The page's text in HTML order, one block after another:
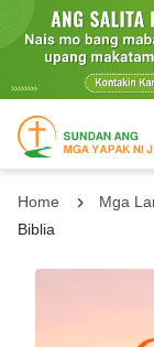
Home Mga
Biblia